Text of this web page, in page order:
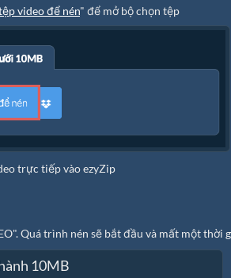
video để nén" để mở bộ chọn tệp
trực tiếp vào ezyZip
Quá trình nén sẽ bắt đầu và mất một thời